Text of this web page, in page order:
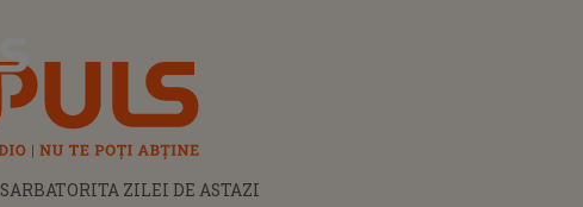
SARBATORITA ZILEI DE ASTAZI